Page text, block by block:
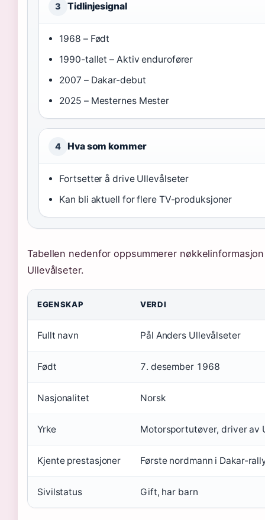
3 Tidlinjesignal
1968 – Født
1990-tallet – Aktiv endurofører
2007 – Dakar-debut
2025 – Mesternes Mester
4 Hva som kommer
Fortsetter å drive Ullevålseter
Kan bli aktuell for flere TV-produksjoner
Tabellen nedenfor oppsummerer
Ullevålseter.
EGENSKAP VERDI
Fullt navn Pål Anders Ullevålseter
Født 7. desember 1968
Nasjonalitet Norsk
Yrke Motorsportutøver, driver av
Kjente prestasjoner Første nordmann i Dakar-
Sivilstatus Gift, har barn